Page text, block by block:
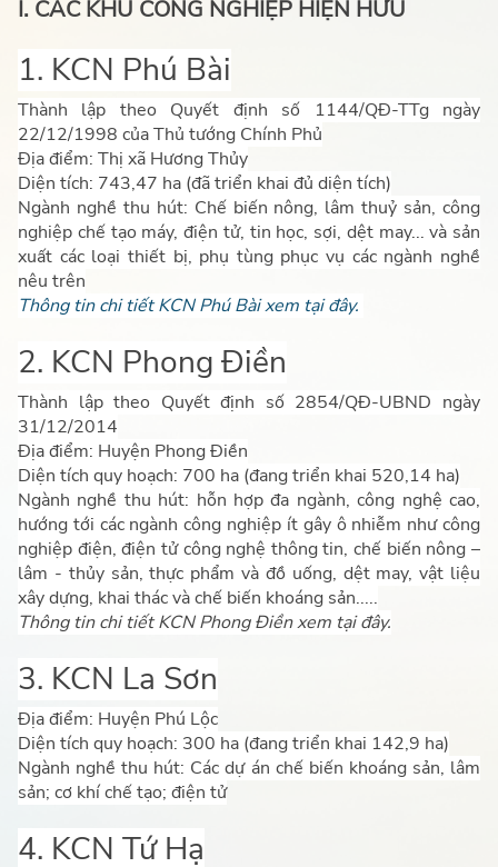
I. CÁC KHU CÔNG NGHIỆP HIỆN HỮU
1. KCN Phú Bài
Thành lập theo Quyết định số 1144/QĐ-TTg ngày
22/12/1998 của Thủ tướng Chính Phủ
Địa điểm: Thị xã Hương Thủy
Diện tích: 743,47 ha (đã triển khai đủ diện tích)
Ngành nghề thu hút: Chế biến nông, lâm thuỷ sản, công
nghiệp chế tạo máy, điện tử, tin học, sợi, dệt may... và sản
xuất các loại thiết bị, phụ tùng phục vụ các ngành nghề
nêu trên
Thông tin chi tiết KCN Phú Bài xem tại đây.
2. KCN Phong Điền
Thành lập theo Quyết định số 2854/QĐ-UBND ngày
31/12/2014
Địa điểm: Huyện Phong Điền
Diện tích quy hoạch: 700 ha (đang triển khai 520,14 ha)
Ngành nghề thu hút: hỗn hợp đa ngành, công nghệ cao,
hướng tới các ngành công nghiệp ít gây ô nhiễm như công
nghiệp điện, điện tử công nghệ thông tin, chế biến nông –
lâm - thủy sản, thực phẩm và đồ uống, dệt may, vật liệu
xây dựng, khai thác và chế biến khoáng sản.....
Thông tin chi tiết KCN Phong Điền xem tại đây.
3. KCN La Sơn
Địa điểm: Huyện Phú Lộc
Diện tích quy hoạch: 300 ha (đang triển khai 142,9 ha)
Ngành nghề thu hút: Các dự án chế biến khoáng sản, lâm
sản; cơ khí chế tạo; điện tử
4. KCN Tứ Hạ